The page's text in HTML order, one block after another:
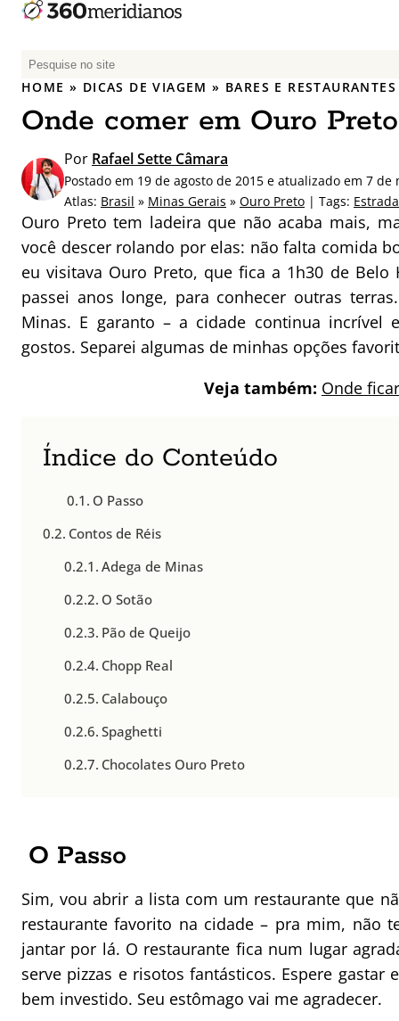
P
e
q
i
s
r
p
o
r
:
HOME » DICAS DE VIAGEM » BARES E RESTAURANTES
Onde comer em Ouro Preto
Por Rafael Sette Câmara
Postado em 19 de agosto de 2015 e atualizado em 7 de
Atlas: Brasil » Minas Gerais » Ouro Preto | Tags:
Ouro Preto tem ladeira que não acaba mais,
você descer rolando por elas: não falta comida
eu visitava Ouro Preto, que fica a 1h30 de Belo
passei anos longe, para conhecer outras
Minas. E garanto – a cidade continua incrível
gostos. Separei algumas de minhas opções
Veja também: Onde
Índice do Conteúdo
O Passo
Contos de Réis
Adega de Minas
O Sotão
Pão de Queijo
Chopp Real
Calabouço
Spaghetti
Chocolates Ouro Preto
O Passo
Sim, vou abrir a lista com um restaurante que
restaurante favorito na cidade – pra mim, não
jantar por lá. O restaurante fica num lugar
serve pizzas e risotos fantásticos. Espere
bem investido. Seu estômago vai me agradecer.